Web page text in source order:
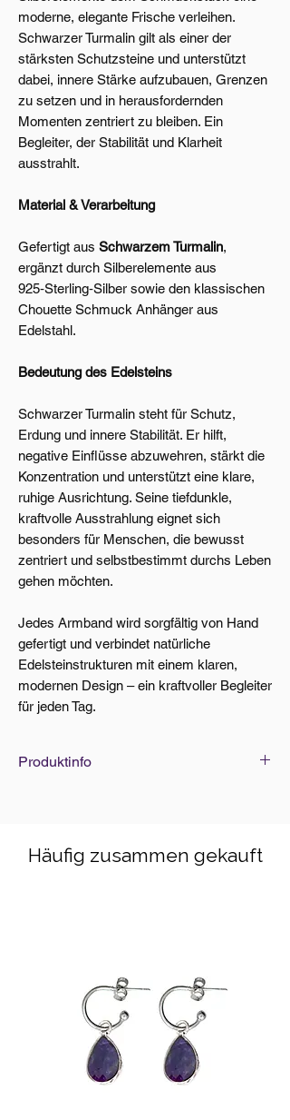
moderne, elegante Frische verleihen.
Schwarzer Turmalin gilt als einer der
stärksten Schutzsteine und unterstützt
dabei, innere Stärke aufzubauen, Grenzen
zu setzen und in herausfordernden
Momenten zentriert zu bleiben. Ein
Begleiter, der Stabilität und Klarheit
ausstrahlt.
Material & Verarbeitung
Gefertigt aus Schwarzem Turmalin,
ergänzt durch Silberelemente aus
925‑Sterling‑Silber sowie den klassischen
Chouette Schmuck Anhänger aus
Edelstahl.
Bedeutung des Edelsteins
Schwarzer Turmalin steht für Schutz,
Erdung und innere Stabilität. Er hilft,
negative Einflüsse abzuwehren, stärkt die
Konzentration und unterstützt eine klare,
ruhige Ausrichtung. Seine tiefdunkle,
kraftvolle Ausstrahlung eignet sich
besonders für Menschen, die bewusst
zentriert und selbstbestimmt durchs Leben
gehen möchten.
Jedes Armband wird sorgfältig von Hand
gefertigt und verbindet natürliche
Edelsteinstrukturen mit einem klaren,
modernen Design – ein kraftvoller Begleiter
für jeden Tag.
Produktinfo
Häufig zusammen gekauft